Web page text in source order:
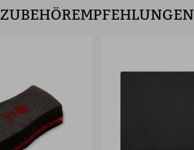
ZUBEHÖREMPFEHLUNGEN